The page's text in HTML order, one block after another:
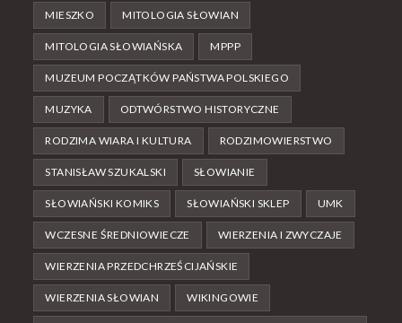
MIESZKO MITOLOGIA SŁOWIAN
MITOLOGIA SŁOWIAŃSKA MPPP
MUZEUM POCZĄTKÓW PAŃSTWA POLSKIEGO
MUZYKA ODTWÓRSTWO HISTORYCZNE
RODZIMA WIARA I KULTURA RODZIMOWIERSTWO
STANISŁAW SZUKALSKI SŁOWIANIE
SŁOWIAŃSKI KOMIKS SŁOWIAŃSKI SKLEP UMK
WCZESNE ŚREDNIOWIECZE WIERZENIA I ZWYCZAJE
WIERZENIA PRZEDCHRZEŚCIJAŃSKIE
WIERZENIA SŁOWIAN WIKINGOWIE